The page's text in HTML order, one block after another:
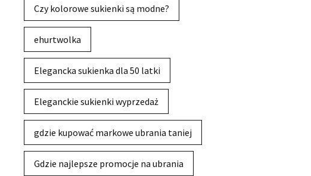
Czy kolorowe sukienki są modne?
ehurtwolka
Elegancka sukienka dla 50 latki
Eleganckie sukienki wyprzedaż
gdzie kupować markowe ubrania taniej
Gdzie najlepsze promocje na ubrania